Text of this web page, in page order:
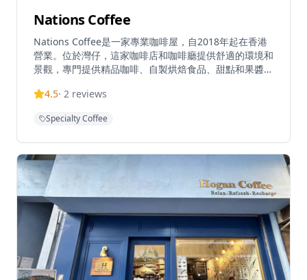
Nations Coffee
Nations Coffee是一家專業咖啡屋，自2018年起在香港
營業。位於灣仔，這家咖啡店和咖啡廳提供舒適的環境和
景觀，專門提供精品咖啡、自製烘焙食品、甜點和果醬。
業時間為週一至週五上午8:30至下午5:30，週六和週日上
4.5· 2 reviews
Specialty Coffee